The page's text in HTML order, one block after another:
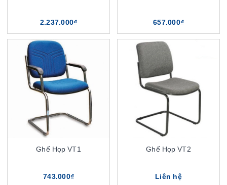
2.237.000₫ 657.000₫
Ghế Họp VT1
743.000₫
Ghế Họp VT2
Liên hệ